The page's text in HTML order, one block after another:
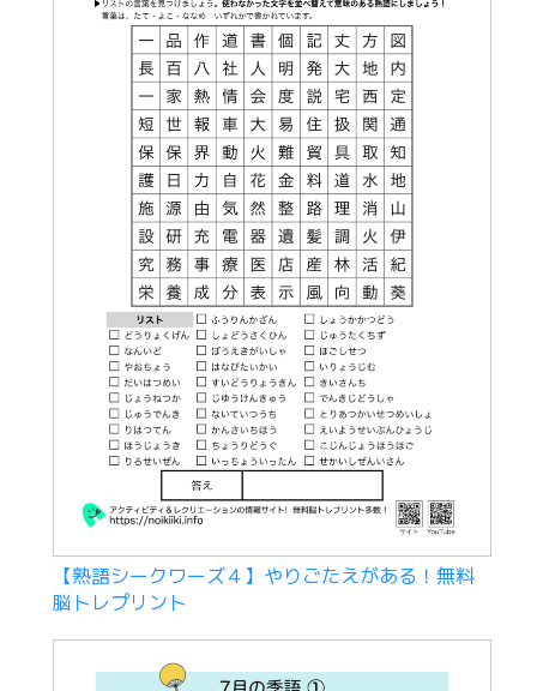
【熟語シークワーズ４】やりごたえがある！無料
脳トレプリント